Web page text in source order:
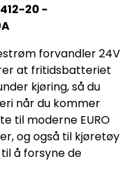
20 -
forvandler 24V
at fritidsbatteriet
kjøring, så du
når du kommer
til moderne EURO
og også til kjøretøy
å forsyne de